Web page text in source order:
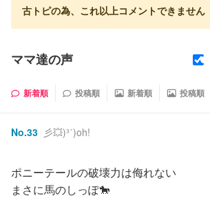
古トピの為、これ以上コメントできません
ママ達の声
新着順 投稿順 新着順 投稿順
No.33 彡💥)³˙)oh!
ポニーテールの破壊力は侮れない
まさに馬のしっぽ🐎